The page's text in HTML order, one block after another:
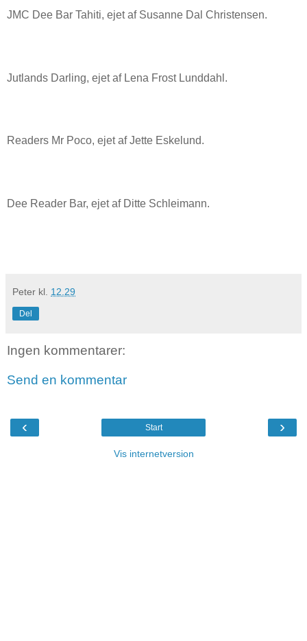
JMC Dee Bar Tahiti, ejet af Susanne Dal Christensen.
Jutlands Darling, ejet af Lena Frost Lunddahl.
Readers Mr Poco, ejet af Jette Eskelund.
Dee Reader Bar, ejet af Ditte Schleimann.
Peter kl. 12.29
Del
Ingen kommentarer:
Send en kommentar
‹ ›
Start
Vis internetversion